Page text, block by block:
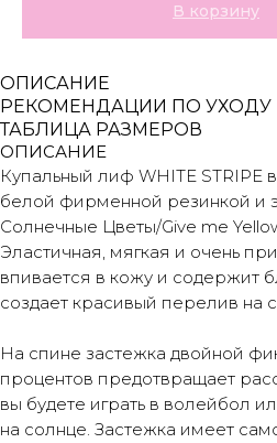
В корзину
ОПИСАНИЕ
РЕКОМЕНДАЦИИ ПО УХОДУ
ТАБЛИЦА РАЗМЕРОВ
ОПИСАНИЕ
Купальный лиф WHITE STRIPE
белой фирменной резинкой и
Солнечные Цветы/Give me
Эластичная, мягкая и очень
впивается в кожу и содержит
создает красивый перелив на
На спине застежка двойной
процентов предотвращает
вы будете играть в волейбол
на солнце. Застежка имеет